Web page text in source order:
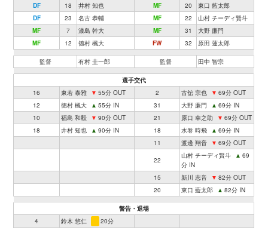
DF
18 井村 知也 MF 20
東口 藍太郎
DF
23 名古 恭輔 MF 22
山村 チーディ賢斗
MF
7 漆島 幹大 MF 31
大野 廉門
MF
12 徳村 楓大 FW 32 原田 蓮太郎
監督 有村 圭一郎 監督 田中 智宗
選手交代
16
東若 泰雅 ▼ 55分 OUT 2 古舘 宗也 ▼ 69分 OUT
12
徳村 楓大 ▲ 55分 IN 31 大野 廉門 ▲ 69分 IN
10
福島 和毅 ▼ 90分 OUT 21 原口 幸之助 ▼ 69分 OUT
18
井村 知也 ▲ 90分 IN 18 水巻 時飛 ▲ 69分 IN
11
渡邊 翔音 ▼ 69分 OUT
22
山村 チーディ賢斗 ▲ 69
分 IN
15
新川 志音 ▼ 82分 OUT
20
東口 藍太郎 ▲ 82分 IN
警告・退場
4
鈴木 悠仁 20分